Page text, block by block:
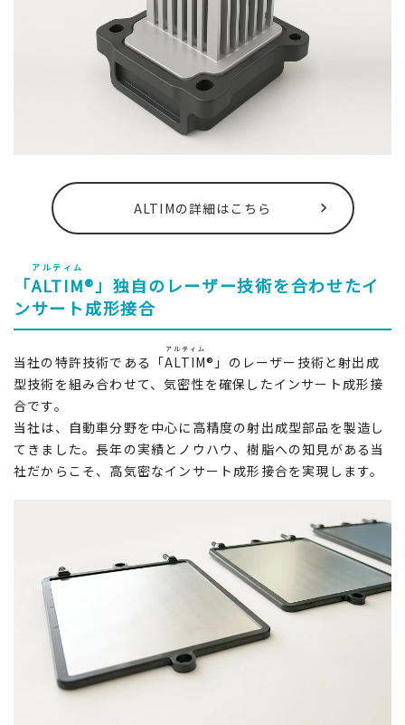
ALTIMの詳細はこちら
「ALTIM
アルティム
®」独自のレーザー技術を合わせたイ
ンサート成形接合
当社の特許技術である「ALTIM
アルティム
®」のレーザー技術と射出成
型技術を組み合わせて、気密性を確保したインサート成形接
合です。
当社は、自動車分野を中心に高精度の射出成型部品を製造し
てきました。長年の実績とノウハウ、樹脂への知見がある当
社だからこそ、高気密なインサート成形接合を実現します。